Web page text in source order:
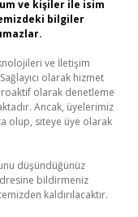
ve kişiler ile isim
bilgiler
ve İletişim
olarak hizmet
olarak denetleme
Ancak, üyelerimiz
olup, siteye üye olarak
düşündüğünüz
bildirmeniz
kaldırılacaktır.